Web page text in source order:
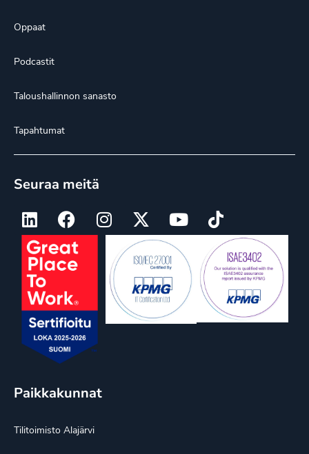
Oppaat
Podcastit
Taloushallinnon sanasto
Tapahtumat
Seuraa meitä
Paikkakunnat
Tilitoimisto Alajärvi